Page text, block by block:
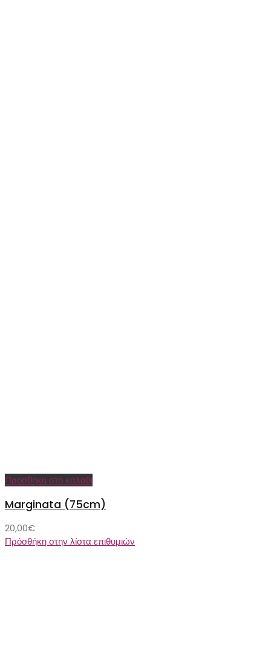
Προσθήκη στο καλάθι
Marginata (75cm)
20,00€
Πρόσθήκη στην λίστα επιθυμιών